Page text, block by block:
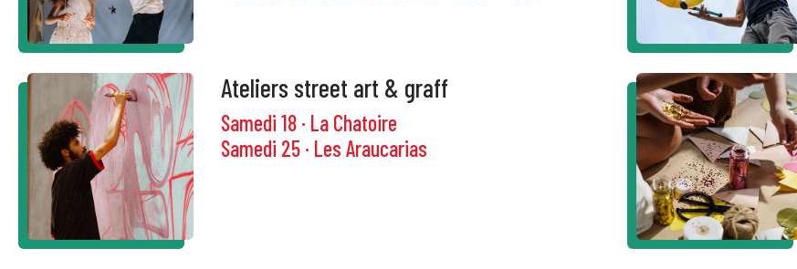
Ateliers street art & graff
Samedi 18 · La Chatoire
Samedi 25 · Les Araucarias